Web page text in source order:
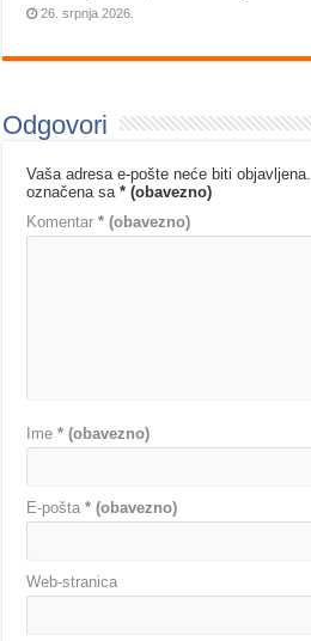
26. srpnja 2026.
Odgovori
Vaša adresa e-pošte neće biti objavljena.
označena sa* (obavezno)
Komentar* (obavezno)
Ime* (obavezno)
E-pošta* (obavezno)
Web-stranica